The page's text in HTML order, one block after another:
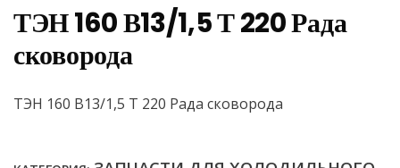
ТЭН 160 В13/1,5 Т 220 Рада
сковорода
ТЭН 160 В13/1,5 Т 220 Рада сковорода